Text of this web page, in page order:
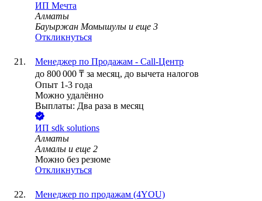
ИП Мечта
Алматы
Бауыржан Момышулы и еще 3
Откликнуться
Менеджер по Продажам - Call-Центр
до 800 000 ₸ за месяц, до вычета налогов
Опыт 1-3 года
Можно удалённо
Выплаты: Два раза в месяц
ИП sdk solutions
Алматы
Алмалы и еще 2
Можно без резюме
Откликнуться
Менеджер по продажам (4YOU)